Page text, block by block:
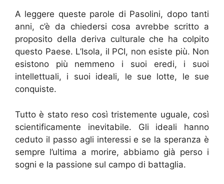
A leggere queste parole di Pasolini, dopo tanti
anni, c’è da chiedersi cosa avrebbe scritto a
proposito della deriva culturale che ha colpito
questo Paese. L’Isola, il PCI, non esiste più. Non
esistono più nemmeno i suoi eredi, i suoi
intellettuali, i suoi ideali, le sue lotte, le sue
conquiste.
Tutto è stato reso così tristemente uguale, così
scientificamente inevitabile. Gli ideali hanno
ceduto il passo agli interessi e se la speranza è
sempre l’ultima a morire, abbiamo già perso i
sogni e la passione sul campo di battaglia.